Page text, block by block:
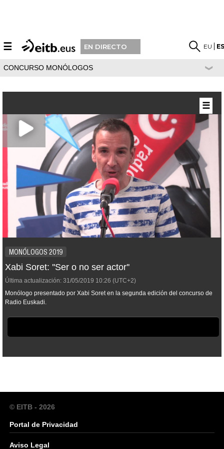
☰ EN DIRECTO EU
CONCURSO MONÓLOGOS
MONÓLOGOS 2019
Xabi Soret: ''Ser o no ser actor''
Última actualización: 31/05/2019 10:26 (UTC+2)
Monólogo presentado por Xabi Soret en la segunda edición del concurso de
Radio Euskadi.
☰
© EITB - 2026
Portal de Privacidad
Aviso Legal